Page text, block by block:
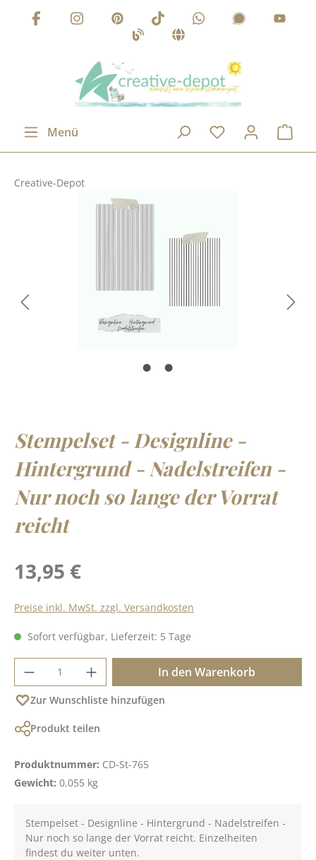
Zum Hauptinhalt springen
Menü
Creative-Depot
Bildergalerie überspringen
Stempelset - Designline -
Hintergrund - Nadelstreifen -
Nur noch so lange der Vorrat
reicht
Regulärer Preis:
13,95 €
Preise inkl. MwSt. zzgl. Versandkosten
Sofort verfügbar, Lieferzeit: 5 Tage
Produkt Anzahl: Gib den gewünschten
In den Warenkorb
Zur Wunschliste hinzufügen
Produkt teilen
Produktnummer: CD-St-765
Gewicht: 0.055 kg
Stempelset - Designline - Hintergrund - Nadelstreifen -
Nur noch so lange der Vorrat reicht. Einzelheiten
findest du weiter unten.